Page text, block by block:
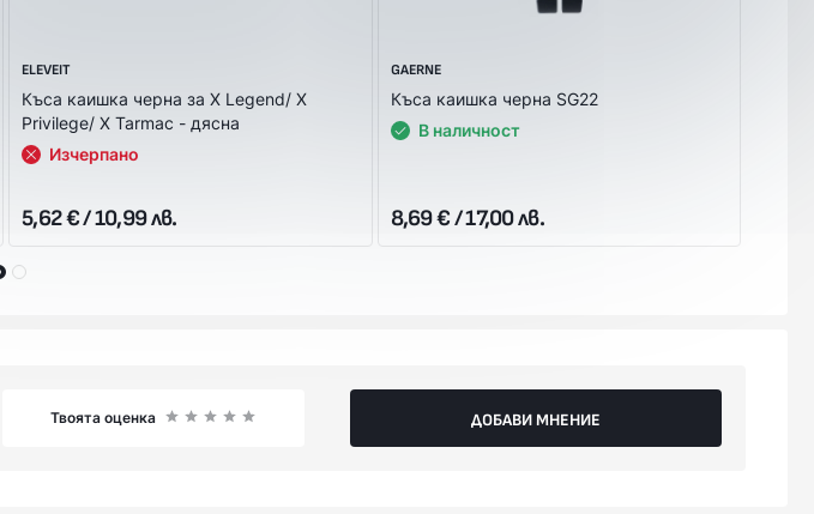
ELEVEIT
Къса каишка черна за X Legend/ X
Privilege/ X Tarmac - дясна
Изчерпано
5,62 € / 10,99 лв.
GAERNE
Къса каишка черна SG22
В наличност
8,69 € / 17,00 лв.
Твоята оценка ДОБАВИ МНЕНИЕ